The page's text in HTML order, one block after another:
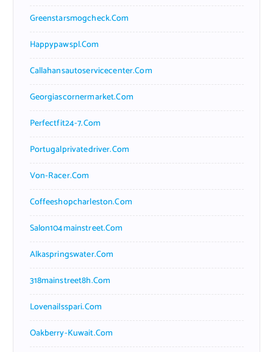
Greenstarsmogcheck.com
Happypawspl.com
Callahansautoservicecenter.com
Georgiascornermarket.com
Perfectfit24-7.com
Portugalprivatedriver.com
Von-Racer.com
Coffeeshopcharleston.com
Salon104mainstreet.com
Alkaspringswater.com
318mainstreet8h.com
Lovenailsspari.com
Oakberry-Kuwait.com